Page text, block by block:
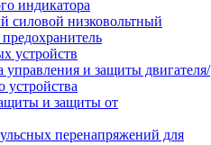
индикатора
силовой низковольтный
устройств
управления и защиты двигателя/
и защиты от
перенапряжений для